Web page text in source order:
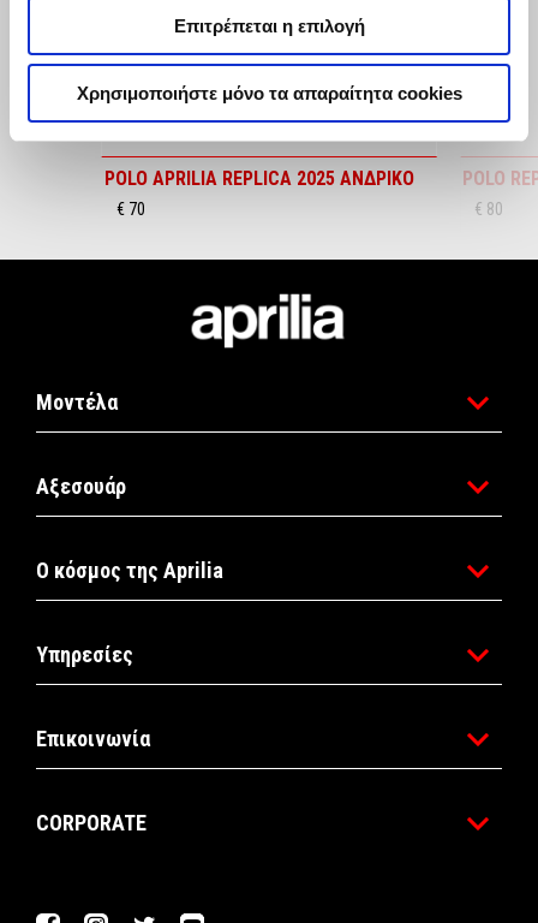
Επιτρέπεται η επιλογή
Χρησιμοποιήστε μόνο τα απαραίτητα cookies
POLO APRILIA REPLICA 2025 ΑΝΔΡΙΚΟ
€ 70
POLO
€ 80
Μοντέλα
Αξεσουάρ
Ο κόσμος της Aprilia
Υπηρεσίες
Επικοινωνία
CORPORATE